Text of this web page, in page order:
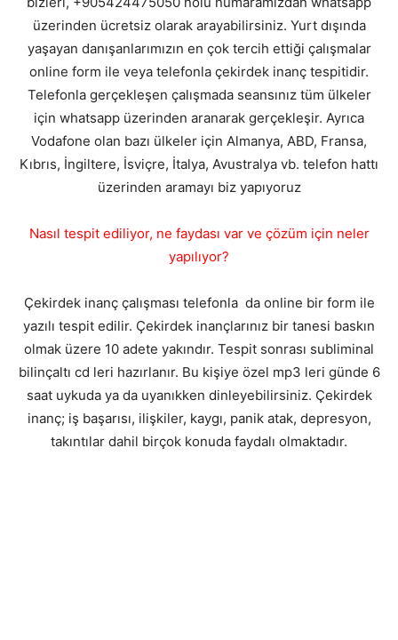
üzerinden ücretsiz olarak arayabilirsiniz. Yurt dışında
yaşayan danışanlarımızın en çok tercih ettiği çalışmalar
online form ile veya telefonla çekirdek inanç tespitidir.
Telefonla gerçekleşen çalışmada seansınız tüm ülkeler
için whatsapp üzerinden aranarak gerçekleşir. Ayrıca
Vodafone olan bazı ülkeler için Almanya, ABD, Fransa,
Kıbrıs, İngiltere, İsviçre, İtalya, Avustralya vb. telefon hattı
üzerinden aramayı biz yapıyoruz
Nasıl tespit ediliyor, ne faydası var ve çözüm için neler
yapılıyor?
Çekirdek inanç çalışması telefonla da online bir form ile
yazılı tespit edilir. Çekirdek inançlarınız bir tanesi baskın
olmak üzere 10 adete yakındır. Tespit sonrası subliminal
bilinçaltı cd leri hazırlanır. Bu kişiye özel mp3 leri günde 6
saat uykuda ya da uyanıkken dinleyebilirsiniz. Çekirdek
inanç; iş başarısı, ilişkiler, kaygı, panik atak, depresyon,
takıntılar dahil birçok konuda faydalı olmaktadır.